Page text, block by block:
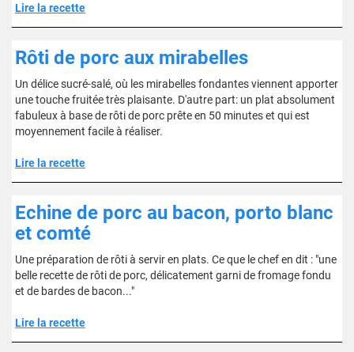
Lire la recette
Rôti de porc aux mirabelles
Un délice sucré-salé, où les mirabelles fondantes viennent apporter
une touche fruitée très plaisante. D'autre part: un plat absolument
fabuleux à base de rôti de porc prête en 50 minutes et qui est
moyennement facile à réaliser.
Lire la recette
Echine de porc au bacon, porto blanc
et comté
Une préparation de rôti à servir en plats. Ce que le chef en dit : "une
belle recette de rôti de porc, délicatement garni de fromage fondu
et de bardes de bacon..."
Lire la recette